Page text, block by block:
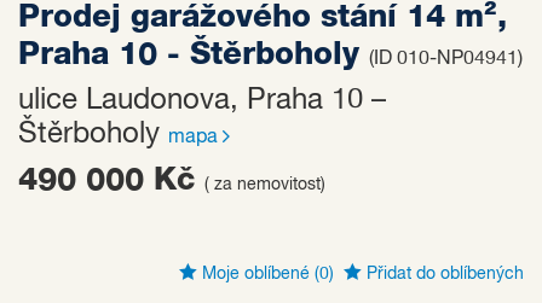
Prodej garážového stání 14 m²,
Praha 10 - Štěrboholy (ID 010-NP04941)
ulice Laudonova, Praha 10 –
Štěrboholy mapa
490 000 Kč ( za nemovitost)
Moje oblíbené (0) Přidat do oblíbených